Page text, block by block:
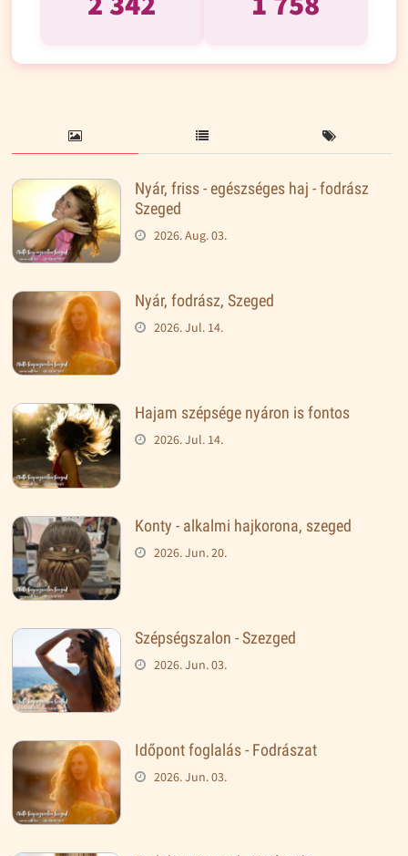
Nyár, friss - egészséges haj - fodrász
Szeged
2026. Aug. 03.
Nyár, fodrász, Szeged
2026. Jul. 14.
Hajam szépsége nyáron is fontos
2026. Jul. 14.
Konty - alkalmi hajkorona, szeged
2026. Jun. 20.
Szépségszalon - Szezged
2026. Jun. 03.
Időpont foglalás - Fodrászat
2026. Jun. 03.